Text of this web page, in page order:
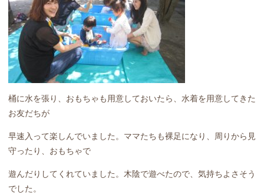
桶に水を張り、おもちゃも用意しておいたら、水着を用意してきた
お友だちが
早速入って楽しんでいました。ママたちも裸足になり、周りから見
守ったり、おもちゃで
遊んだりしてくれていました。木陰で遊べたので、気持ちよさそう
でした。